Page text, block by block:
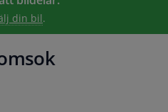
din bil.